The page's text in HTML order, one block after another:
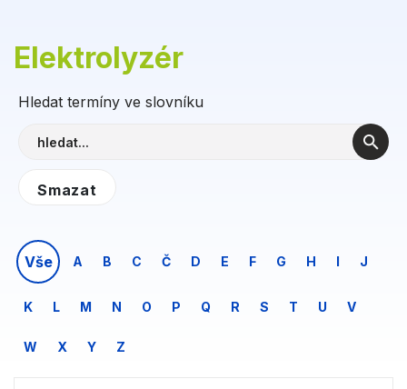
Elektrolyzér
Hledat termíny ve slovníku
Vše A B C Č D E F G H I J
K L M N O P Q R S T U V
W X Y Z